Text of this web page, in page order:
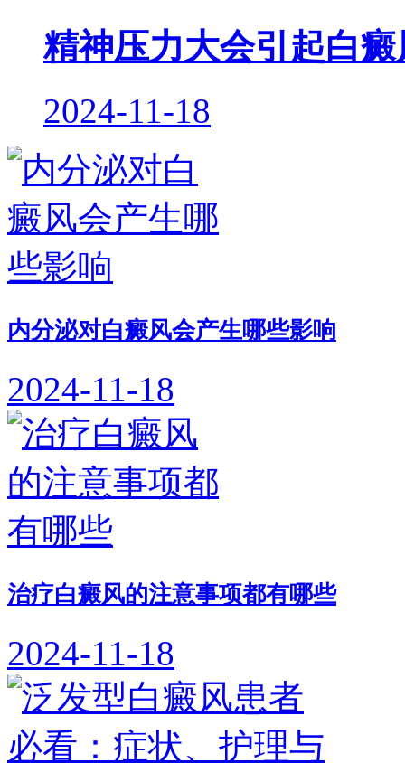
精神压力大会引起白
2024-11-18
内分泌对白癜风会产生哪些影响
2024-11-18
治疗白癜风的注意事项都有哪些
2024-11-18